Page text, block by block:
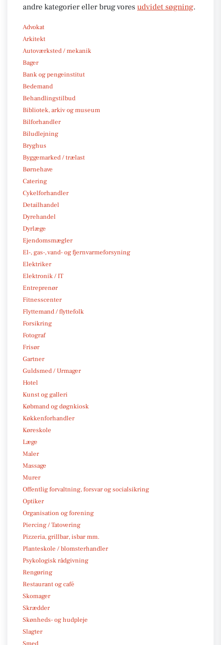
andre kategorier eller brug vores udvidet søgning.
Advokat
Arkitekt
Autoværksted / mekanik
Bager
Bank og pengeinstitut
Bedemand
Behandlingstilbud
Bibliotek, arkiv og museum
Bilforhandler
Biludlejning
Bryghus
Byggemarked / trælast
Børnehave
Catering
Cykelforhandler
Detailhandel
Dyrehandel
Dyrlæge
Ejendomsmægler
El-, gas-, vand- og fjernvarmeforsyning
Elektriker
Elektronik / IT
Entreprenør
Fitnesscenter
Flyttemand / flyttefolk
Forsikring
Fotograf
Frisør
Gartner
Guldsmed / Urmager
Hotel
Kunst og galleri
Købmand og døgnkiosk
Køkkenforhandler
Køreskole
Læge
Maler
Massage
Murer
Offentlig forvaltning, forsvar og socialsikring
Optiker
Organisation og forening
Piercing / Tatovering
Pizzeria, grillbar, isbar mm.
Planteskole / blomsterhandler
Psykologisk rådgivning
Rengøring
Restaurant og café
Skomager
Skrædder
Skønheds- og hudpleje
Slagter
Smed